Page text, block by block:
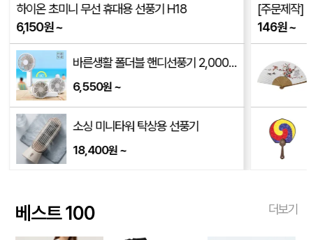
하이온 초미니 무선 휴대용 선풍기 H18
6,150원~
바른생활 폴더블 핸디선풍기 2,000mAh
6,550원~
소싱 미니타워 탁상용 선풍기
18,400원~
[주문제작]
146원~
베스트 100 더보기